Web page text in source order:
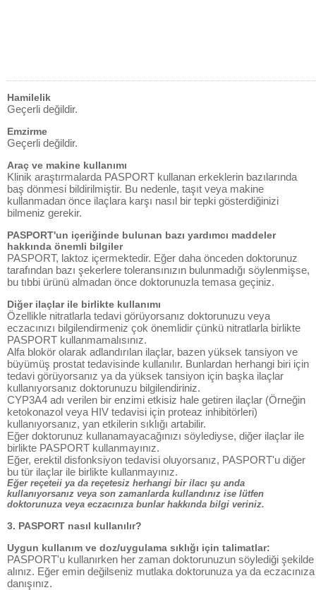
Hamilelik
Geçerli değildir.
Emzirme
Geçerli değildir.
Araç ve makine kullanımı
Klinik araştırmalarda PASPORT kullanan erkeklerin bazılarında
baş dönmesi bildirilmiştir. Bu nedenle, taşıt veya makine
kullanmadan önce ilaçlara karşı nasıl bir tepki gösterdiğinizi
bilmeniz gerekir.
PASPORT'un içeriğinde bulunan bazı yardımcı maddeler
hakkında önemli bilgiler
PASPORT, laktoz içermektedir. Eğer daha önceden doktorunuz
tarafından bazı şekerlere toleransınızın bulunmadığı söylenmişse,
bu tıbbi ürünü almadan önce doktorunuzla temasa geçiniz.
Diğer ilaçlar ile birlikte kullanımı
Özellikle nitratlarla tedavi görüyorsanız doktorunuzu veya
eczacınızı bilgilendirmeniz çok önemlidir çünkü nitratlarla birlikte
PASPORT kullanmamalısınız.
Alfa blokör olarak adlandırılan ilaçlar, bazen yüksek tansiyon ve
büyümüş prostat tedavisinde kullanılır. Bunlardan herhangi biri için
tedavi görüyorsanız ya da yüksek tansiyon için başka ilaçlar
kullanıyorsanız doktorunuzu bilgilendiriniz.
CYP3A4 adı verilen bir enzimi etkisiz hale getiren ilaçlar (Örneğin
ketokonazol veya HIV tedavisi için proteaz inhibitörleri)
kullanıyorsanız, yan etkilerin sıklığı artabilir.
Eğer doktorunuz kullanamayacağınızı söylediyse, diğer ilaçlar ile
birlikte PASPORT kullanmayınız.
Eğer, erektil disfonksiyon tedavisi oluyorsanız, PASPORT'u diğer
bu tür ilaçlar ile birlikte kullanmayınız.
Eğer reçeteii ya da reçetesiz herhangi bir ilacı şu anda
kullanıyorsanız veya son zamanlarda kullandınız ise lütfen
doktorunuza veya eczacınıza bunlar hakkında bilgi veriniz.
3. PASPORT nasıl kullanılır?
Uygun kullanım ve doz/uygulama sıklığı için talimatlar:
PASPORT'u kullanırken her zaman doktorunuzun söylediği şekilde
alınız. Eğer emin değilseniz mutlaka doktorunuza ya da eczacınıza
danışınız.